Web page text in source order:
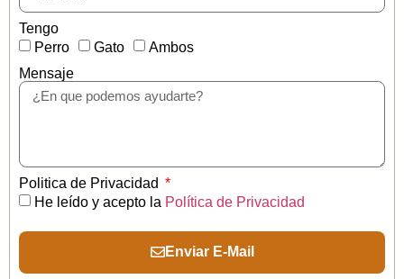
Tengo
Perro
Gato
Ambos
Mensaje
Politica de Privacidad
He leído y acepto la Política de Privacidad
Enviar E-Mail